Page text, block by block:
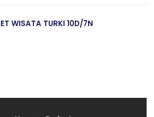
WISATA TURKI 10D/7N